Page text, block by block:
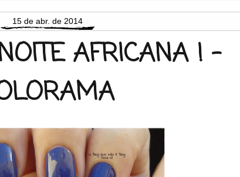
15 de abr. de 2014
AFRICANA ! -